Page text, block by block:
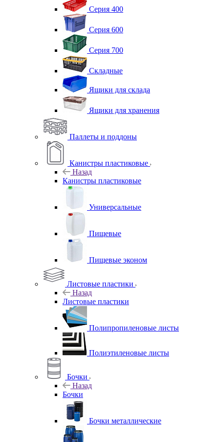
Серия 400
Серия 600
Серия 700
Складные
Ящики для склада
Ящики для хранения
Паллеты и поддоны
Канистры пластиковые
Назад
Канистры пластиковые
Универсальные
Пищевые
Пищевые эконом
Листовые пластики
Назад
Листовые пластики
Полипропиленовые листы
Полиэтиленовые листы
Бочки
Назад
Бочки
Бочки металлические